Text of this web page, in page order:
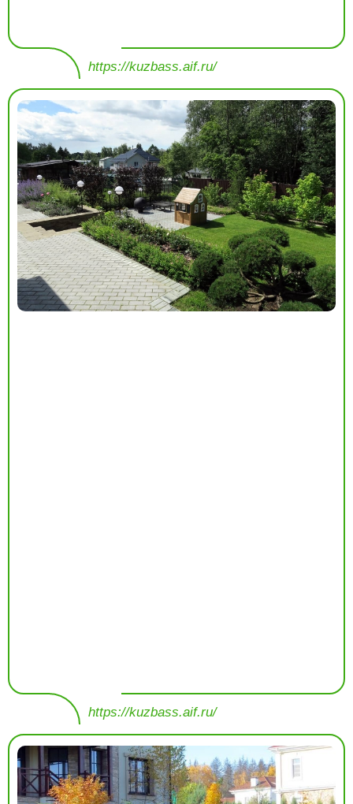
https://kuzbass.aif.ru/
https://kuzbass.aif.ru/